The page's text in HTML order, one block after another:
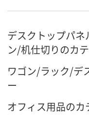
デスクトップパ
ン/机仕切りのカ
ワゴン/ラック/デ
ー
オフィス用品のカ